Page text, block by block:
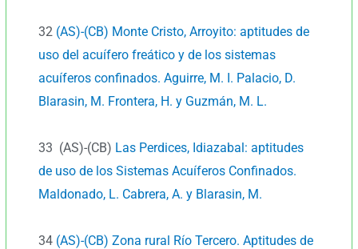
32 (AS)-(CB) Monte Cristo, Arroyito: aptitudes de
uso del acuífero freático y de los sistemas
acuíferos confinados. Aguirre, M. I. Palacio, D.
Blarasin, M. Frontera, H. y Guzmán, M. L.
33 (AS)-(CB) Las Perdices, Idiazabal: aptitudes
de uso de los Sistemas Acuíferos Confinados.
Maldonado, L. Cabrera, A. y Blarasin, M.
34 (AS)-(CB) Zona rural Río Tercero. Aptitudes de